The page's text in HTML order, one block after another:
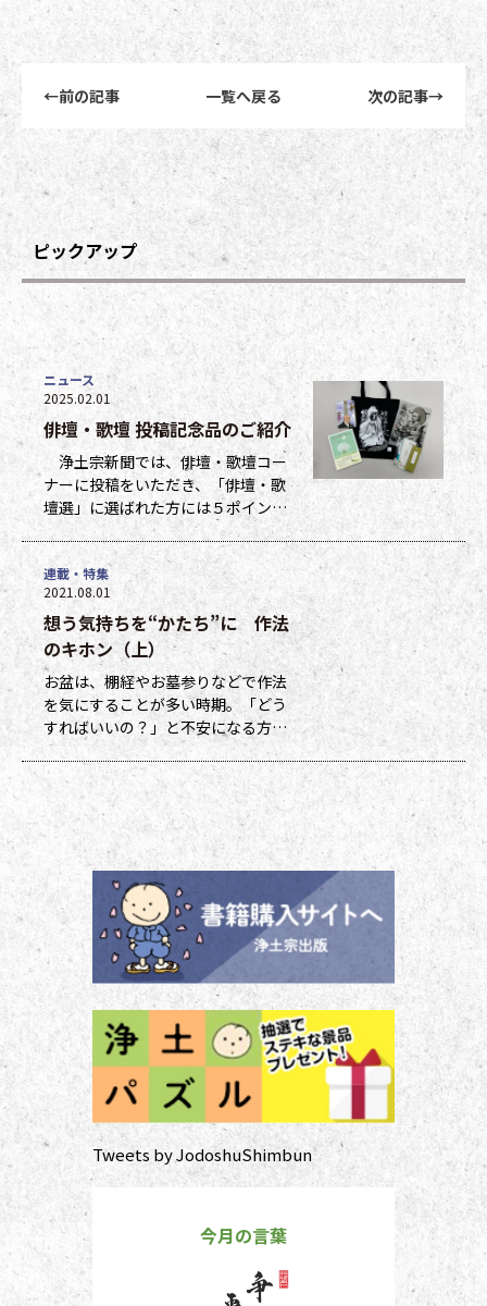
←前の記事 一覧へ戻る 次の記事→
ピックアップ
俳壇・歌壇 投稿記念品のご紹介
浄土宗新聞では、俳壇・歌壇コー
ナーに投稿をいただき、「俳壇・歌
壇選」に選ばれた方には５ポイン
ト、他掲載になった方には１ポイン
トを贈呈しています。ポイントは貯
まった数に応じて、浄土宗新聞オリ
ジナルグッズなどの景品と交換でき
ます（交換・発送は下記一覧表通知
のタイミングになります）。 ポイ
ント保有者の方には、半年に一度、
ポイント数とともに記念品一覧表を
送付いたし
ニュース
2025.02.01
想う気持ちを“かたち”に 作法
のキホン（上）
お盆は、棚経やお墓参りなどで作法
を気にすることが多い時期。「どう
すればいいの？」と不安になる方も
多いのではないでしょうか。作法ば
かり気にしていては、ご先祖さまや
ご本尊さまとしっかりと向き合えま
せん。今号から２回にわたって紹介
する浄土宗の作法の基本をおさえ、
大切な方と向き合い、よりよい時間
を過ごしましょう。 袈裟のつけ方
お参りや法要の時に、ぜひ身に着け
ていた
連載・特集
2021.08.01
Tweets by JodoshuShimbun
今月の言葉